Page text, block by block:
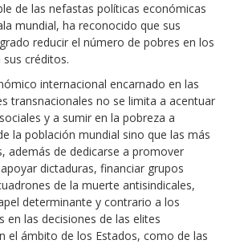
de las nefastas políticas económicas
mundial, ha reconocido que sus
reducir el número de pobres en los
sus créditos.
internacional encarnado en las
transnacionales no se limita a acentuar
y a sumir en la pobreza a
la población mundial sino que las más
además de dedicarse a promover
dictaduras, financiar grupos
de la muerte antisindicales,
determinante y contrario a los
en las decisiones de las elites
el ámbito de los Estados, como de las